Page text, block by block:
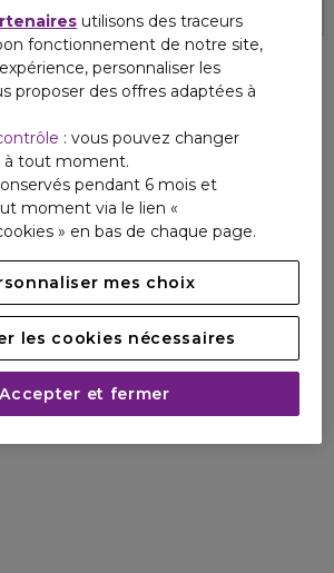
utilisons des traceurs
fonctionnement de notre site,
personnaliser les
proposer des offres adaptées à
: vous pouvez changer
à tout moment.
pendant 6 mois et
moment via le lien «
» en bas de chaque page.
mes choix
les cookies nécessaires
Accepter et fermer